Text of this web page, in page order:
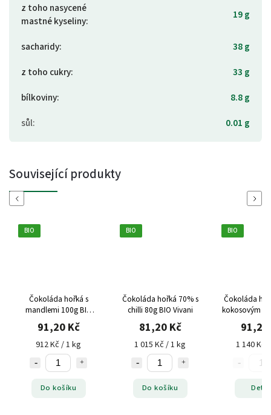
z toho nasycené
mastné kyseliny: 19 g
sacharidy:
38 g
z toho cukry:
33 g
bílkoviny:
8.8 g
sůl: 0.01 g
Související produkty
Previous
BIO
Čokoláda hořká s
mandlemi 100g BIO
Vivani
91,20 Kč
912 Kč / 1 kg
Do košíku
BIO
Čokoláda hořká 70% s
chilli 80g BIO Vivani
81,20 Kč
1 015 Kč / 1 kg
Do košíku
BIO
Čokoláda
kokosovým
BIO
91,20
1 140 Kč
Next